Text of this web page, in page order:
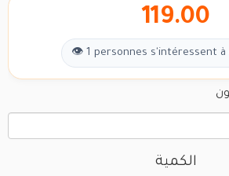
119.00
👁 1 personnes s'intéressent à
الكمية